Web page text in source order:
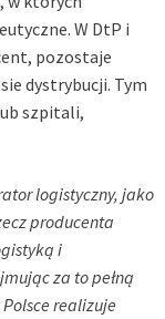
W DtP i
pozostaje
dystrybucji. Tym
szpitali,
logistyczny, jako
producenta
i
za to pełną
realizuje